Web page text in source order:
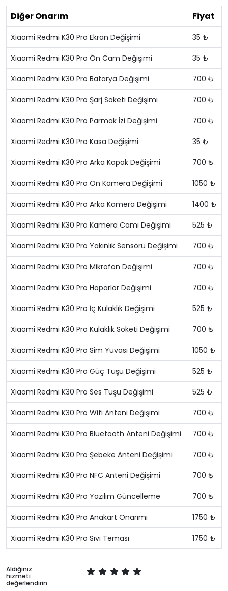
Diğer Onarım Fiyat
Xiaomi Redmi K30 Pro Ekran Değişimi 35 ₺
Xiaomi Redmi K30 Pro Ön Cam Değişimi 35 ₺
Xiaomi Redmi K30 Pro Batarya Değişimi 700 ₺
Xiaomi Redmi K30 Pro Şarj Soketi Değişimi 700 ₺
Xiaomi Redmi K30 Pro Parmak İzi Değişimi 700 ₺
Xiaomi Redmi K30 Pro Kasa Değişimi 35 ₺
Xiaomi Redmi K30 Pro Arka Kapak Değişimi 700 ₺
Xiaomi Redmi K30 Pro Ön Kamera Değişimi 1050 ₺
Xiaomi Redmi K30 Pro Arka Kamera Değişimi 1400 ₺
Xiaomi Redmi K30 Pro Kamera Camı Değişimi 525 ₺
Xiaomi Redmi K30 Pro Yakınlık Sensörü Değişimi 700 ₺
Xiaomi Redmi K30 Pro Mikrofon Değişimi 700 ₺
Xiaomi Redmi K30 Pro Hoparlör Değişimi 700 ₺
Xiaomi Redmi K30 Pro İç Kulaklık Değişimi 525 ₺
Xiaomi Redmi K30 Pro Kulaklık Soketi Değişimi 700 ₺
Xiaomi Redmi K30 Pro Sim Yuvası Değişimi 1050 ₺
Xiaomi Redmi K30 Pro Güç Tuşu Değişimi 525 ₺
Xiaomi Redmi K30 Pro Ses Tuşu Değişimi 525 ₺
Xiaomi Redmi K30 Pro Wifi Anteni Değişimi 700 ₺
Xiaomi Redmi K30 Pro Bluetooth Anteni Değişimi 700 ₺
Xiaomi Redmi K30 Pro Şebeke Anteni Değişimi 700 ₺
Xiaomi Redmi K30 Pro NFC Anteni Değişimi 700 ₺
Xiaomi Redmi K30 Pro Yazılım Güncelleme 700 ₺
Xiaomi Redmi K30 Pro Anakart Onarımı 1750 ₺
Xiaomi Redmi K30 Pro Sıvı Teması 1750 ₺
Aldığınız
hizmeti
değerlendirin: